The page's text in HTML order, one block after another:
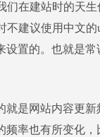
在建站时的天生
不建议使用中文
设置的。也就是常
是网站内容更新
频率也有所变化